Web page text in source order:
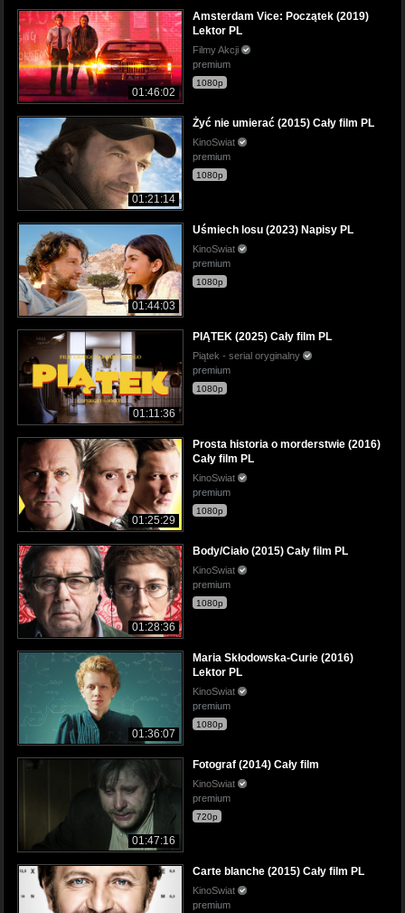
01:46:02
Amsterdam Vice: Początek (2019)
Lektor PL
Filmy Akcji
premium
1080p
01:21:14
Żyć nie umierać (2015) Cały film PL
KinoSwiat
premium
1080p
01:44:03
Uśmiech losu (2023) Napisy PL
KinoSwiat
premium
1080p
01:11:36
PIĄTEK (2025) Cały film PL
Piątek - serial oryginalny
premium
1080p
01:25:29
Prosta historia o morderstwie (2016)
Cały film PL
KinoSwiat
premium
1080p
01:28:36
Body/Ciało (2015) Cały film PL
KinoSwiat
premium
1080p
01:36:07
Maria Skłodowska-Curie (2016)
Lektor PL
KinoSwiat
premium
1080p
01:47:16
Fotograf (2014) Cały film
KinoSwiat
premium
720p
Carte blanche (2015) Cały film PL
KinoSwiat
premium